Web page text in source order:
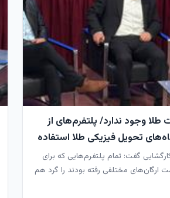
طلا وجود ندارد/ پلتفرم‌های از
تحویل فیزیکی طلا استفاده
گفت: تمام پلتفرم‌هایی که برای
ارگان‌های مختلفی رفته بودند را گرد هم